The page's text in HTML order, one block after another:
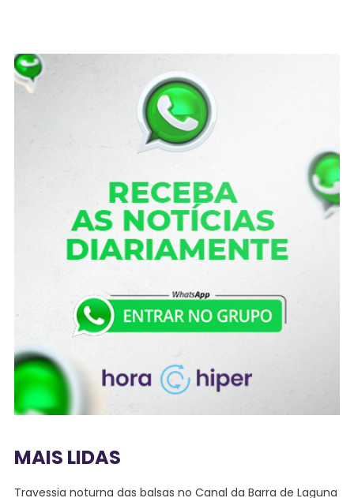
MAIS LIDAS
Travessia noturna das balsas no Canal da Barra de Laguna